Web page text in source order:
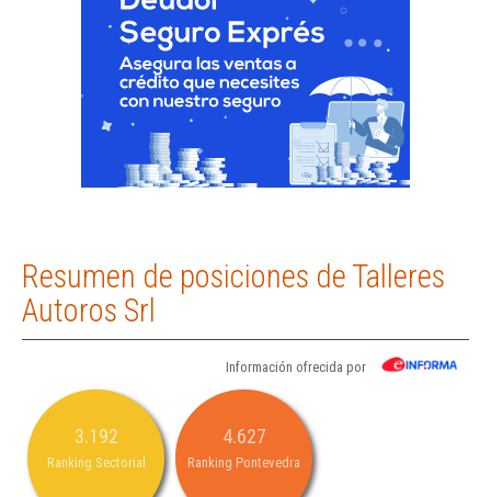
Resumen de posiciones de Talleres
Autoros Srl
Información ofrecida por
3.192
Ranking Sectorial
4.627
Ranking Pontevedra